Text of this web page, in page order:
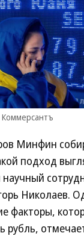
Минфин
подход
Николаев.
факторы,